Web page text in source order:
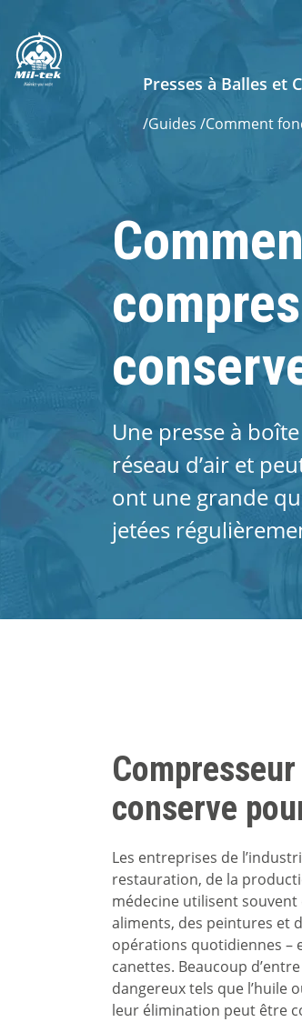
Presses à Balles et
/Guides /Comment
Une presse à
réseau d’air et
ont une grande
jetées
conserve
Les entreprises de
restauration, de la
médecine utilisent
aliments, des peintures et
opérations quotidiennes –
canettes. Beaucoup
dangereux tels que l’huile
leur élimination peut être